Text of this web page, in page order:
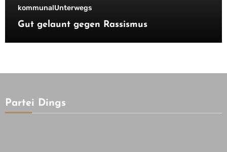
kommunalUnterwegs
Gut gelaunt gegen Rassismus
Partei Dings